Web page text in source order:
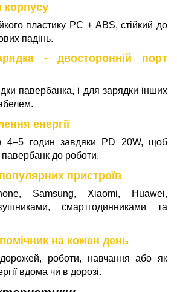
корпусу
пластику PC + ABS, стійкий до
падінь.
- двосторонній порт
павербанка, і для зарядки інших
енергії
4–5 годин завдяки PD 20W, щоб
до роботи.
пристроїв
Samsung, Xiaomi, Huawei,
смартгодинниками та
на кожен день
роботи, навчання або як
вдома чи в дорозі.